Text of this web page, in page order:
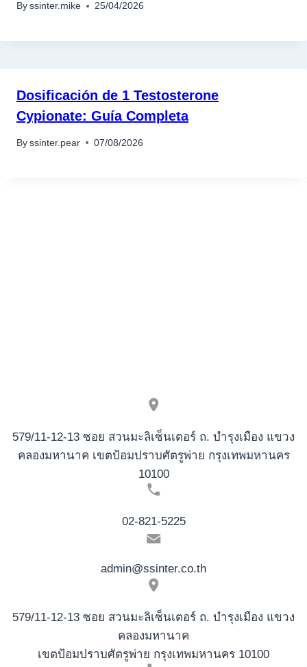
By ssinter.mike 25/04/2026
Dosificación de 1 Testosterone
Cypionate: Guía Completa
By ssinter.pear 07/08/2026
579/11-12-13 ซอย สวนมะลิเซ็นเตอร์ ถ. บำรุงเมือง แขวง
คลองมหานาค เขตป้อมปราบศัตรูพ่าย กรุงเทพมหานคร
10100
02-821-5225
admin@ssinter.co.th
579/11-12-13 ซอย สวนมะลิเซ็นเตอร์ ถ. บำรุงเมือง แขวง
คลองมหานาค
เขตป้อมปราบศัตรูพ่าย กรุงเทพมหานคร 10100